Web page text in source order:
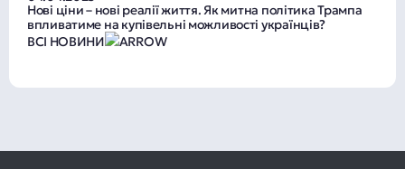
Нові ціни – нові реалії життя. Як митна політика Трампа
впливатиме на купівельні можливості українців?
ВСІ НОВИНИ